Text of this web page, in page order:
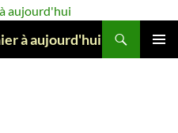
à aujourd'hui